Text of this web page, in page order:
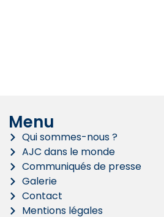
Menu
Qui sommes-nous ?
AJC dans le monde
Communiqués de presse
Galerie
Contact
Mentions légales